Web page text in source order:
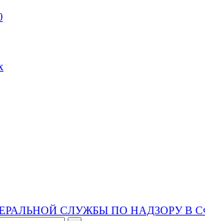
СЛУЖБЫ ПО НАДЗОРУ В